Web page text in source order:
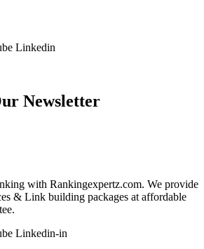
Linkedin
Newsletter
with Rankingexpertz.com. We provide
& Link building packages at affordable
Linkedin-in